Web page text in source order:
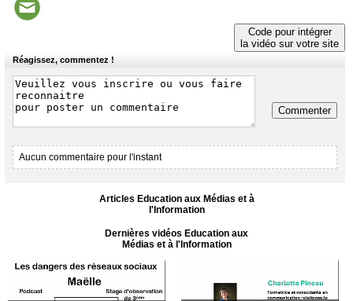
Code pour intégrer
la vidéo sur votre site
Réagissez, commentez !
Commenter
Aucun commentaire pour l'instant
Articles Education aux Médias et à
l'Information
Dernières vidéos Education aux
Médias et à l'Information